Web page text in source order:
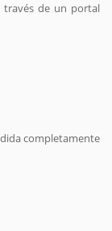
través de un portal
completamente